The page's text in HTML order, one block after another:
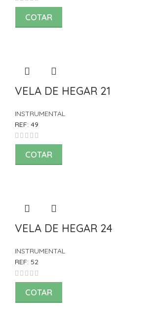
COTAR
VELA DE HEGAR 21
INSTRUMENTAL
REF: 49
COTAR
VELA DE HEGAR 24
INSTRUMENTAL
REF: 52
COTAR